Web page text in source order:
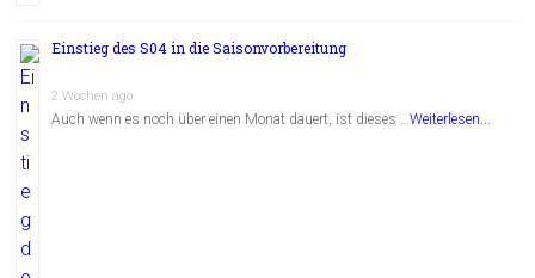
Einstieg des S04 in die Saisonvorbereitung
2 Wochen ago
Auch wenn es noch über einen Monat dauert, ist dieses …Weiterlesen...